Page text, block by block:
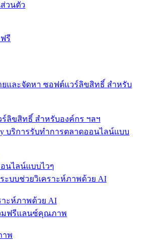
วนตัว
ลิขสิทธิ์ สำหรับองค์กร ฯลฯ
นไลน์แบบไวๆ
ะห์ภาพด้วย AI
าพ